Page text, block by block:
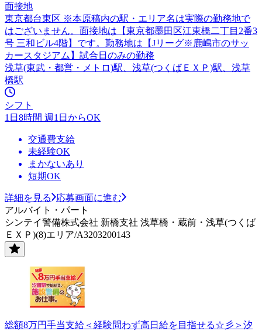
面接地
東京都台東区 ※本原稿内の駅・エリア名は実際の勤務地で
はございません。面接地は【東京都墨田区江東橋二丁目2番3
号 三和ビル4階】です。勤務地は【Jリーグ※鹿嶋市のサッ
カースタジアム】試合日のみの勤務
浅草(東武・都営・メトロ)駅、浅草(つくばＥＸＰ)駅、浅草
橋駅
シフト
1日8時間 週1日からOK
交通費支給
未経験OK
まかないあり
短期OK
詳細を見る
応募画面に進む
アルバイト・パート
シンテイ警備株式会社 新橋支社 浅草橋・蔵前・浅草(つくば
ＥＸＰ)(8)エリア/A3203200143
総額8万円手当支給＜経験問わず高日給を目指せる☆彡＞汐